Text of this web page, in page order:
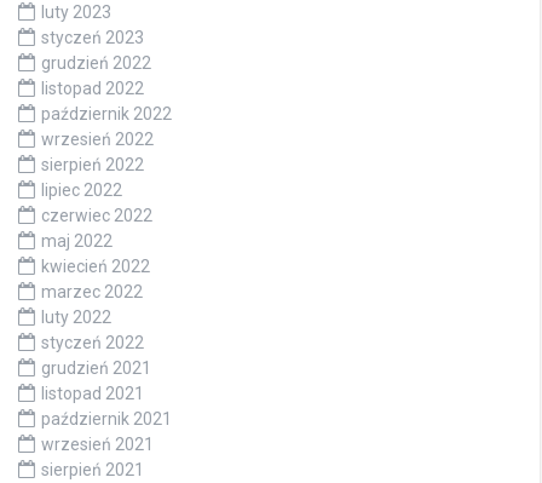
luty 2023
styczeń 2023
grudzień 2022
listopad 2022
październik 2022
wrzesień 2022
sierpień 2022
lipiec 2022
czerwiec 2022
maj 2022
kwiecień 2022
marzec 2022
luty 2022
styczeń 2022
grudzień 2021
listopad 2021
październik 2021
wrzesień 2021
sierpień 2021